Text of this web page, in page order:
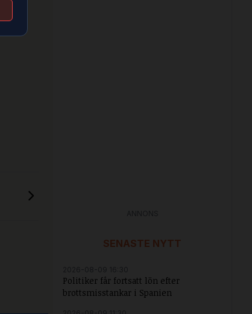
SENASTE NYTT
Politiker får fortsatt lön efter
brottsmisstankar i Spanien